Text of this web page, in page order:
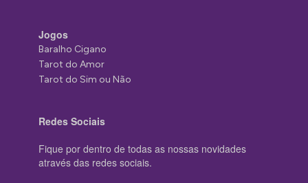
Jogos
Baralho Cigano
Tarot do Amor
Tarot do Sim ou Não
Redes Sociais
Fique por dentro de todas as nossas novidades
através das redes sociais.